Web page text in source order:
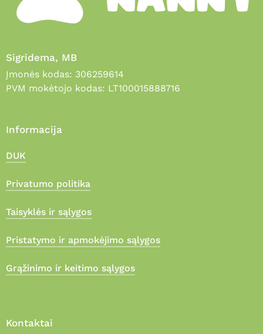
Sigridema, MB
Įmonės kodas: 306259614
PVM mokėtojo kodas: LT100015888716
Informacija
DUK
Privatumo politika
Taisyklės ir sąlygos
Pristatymo ir apmokėjimo sąlygos
Grąžinimo ir keitimo sąlygos
Kontaktai